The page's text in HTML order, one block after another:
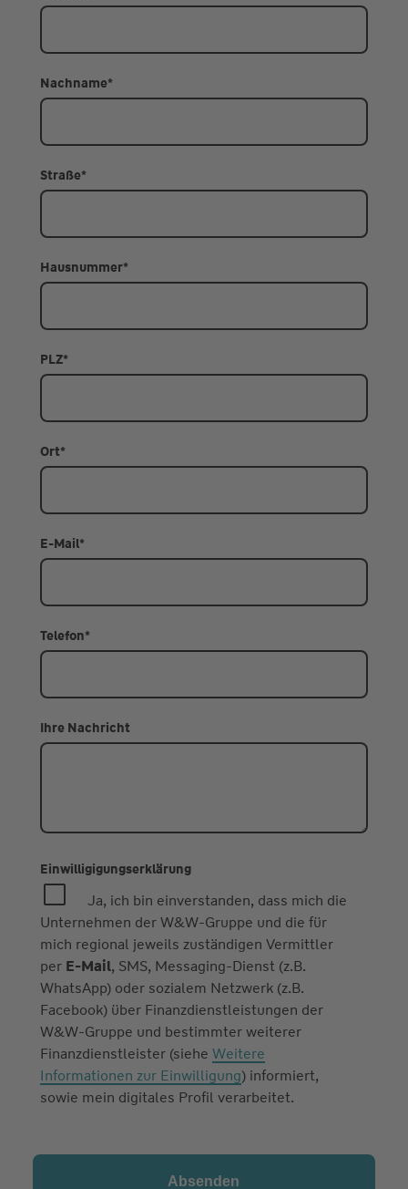
Nachname*
Straße*
Hausnummer*
PLZ*
Ort*
E-Mail*
Telefon*
Ihre Nachricht
Einwilligigungserklärung
Ja, ich bin einverstanden, dass mich die
Unternehmen der W&W-Gruppe und die für
mich regional jeweils zuständigen Vermittler
per E-Mail, SMS, Messaging-Dienst (z.B.
WhatsApp) oder sozialem Netzwerk (z.B.
Facebook) über Finanzdienstleistungen der
W&W-Gruppe und bestimmter weiterer
Finanzdienstleister (siehe Weitere
Informationen zur Einwilligung) informiert,
sowie mein digitales Profil verarbeitet.